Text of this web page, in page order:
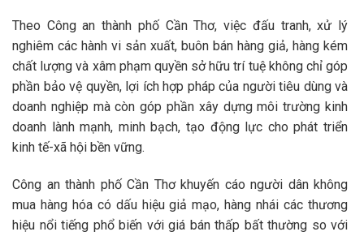
Theo Công an thành phố Cần Thơ, việc đấu tranh, xử lý
nghiêm các hành vi sản xuất, buôn bán hàng giả, hàng kém
chất lượng và xâm phạm quyền sở hữu trí tuệ không chỉ góp
phần bảo vệ quyền, lợi ích hợp pháp của người tiêu dùng và
doanh nghiệp mà còn góp phần xây dựng môi trường kinh
doanh lành mạnh, minh bạch, tạo động lực cho phát triển
kinh tế-xã hội bền vững.
Công an thành phố Cần Thơ khuyến cáo người dân không
mua hàng hóa có dấu hiệu giả mạo, hàng nhái các thương
hiệu nổi tiếng phổ biến với giá bán thấp bất thường so với